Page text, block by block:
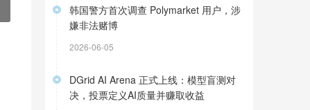
韩国警方首次调查 Polymarket 用户，涉
嫌非法赌博
2026-06-05
DGrid AI Arena 正式上线：模型盲测对
决，投票定义AI质量并赚取收益